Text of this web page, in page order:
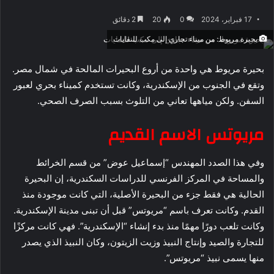
17 فبراير، 2024 0
20
بحيرة مريوط: من ميناء تجاري إلى مكب للنفايات
بحيرة مريوط هي واحدة من أروع البحيرات المالحة في شمال مصر.
وتقع في الجنوب من الإسكندرية، وكانت تستخدم كميناء بحري لعبور
السفن. ولكن مياهها تعاني من التلوث بسبب الصرف الصحي.
مريوتس الاسم القديم
وفي هذا الصدد المهندس “إسماعيل عوض” من قسم الخرائط
والمساحة في المركز الفرنسي للدراسات السكندرية، إن البحيرة
الحالية هي فقط جزء من البحيرة الأصلية، التي كانت موجودة منذ
القدم. وكانت تعرف باسم “مريوتس” قبل أن تبنى مدينة الإسكندرية.
وكانت تلعب دورًا مهمًا منذ بدء إنشاء “الإسكندرية”. فهي كانت مركزًا
للتجارة والصيد وإنتاج النبيذ وزيت الزيتون، وكان النبيذ الذي يصدر
منها يسمى نبيذ “مريوتس”.